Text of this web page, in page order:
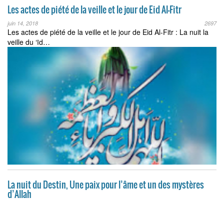
Les actes de piété de la veille et le jour de Eid Al-Fitr
juin 14, 2018 2697
Les actes de piété de la veille et le jour de Eid Al-Fitr : La nuit la
veille du ‘ïd…
La nuit du Destin, Une paix pour l’âme et un des mystères
d’Allah